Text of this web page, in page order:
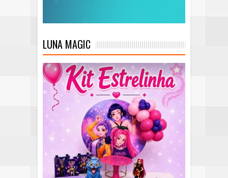
LUNA MAGIC